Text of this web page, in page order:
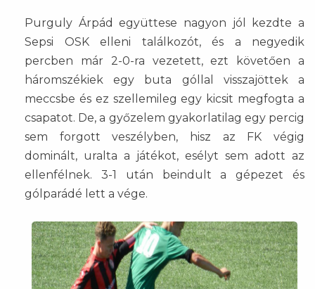
Purguly Árpád együttese nagyon jól kezdte a
Sepsi OSK elleni találkozót, és a negyedik
percben már 2-0-ra vezetett, ezt követően a
háromszékiek egy buta góllal visszajöttek a
meccsbe és ez szellemileg egy kicsit megfogta a
csapatot. De, a győzelem gyakorlatilag egy percig
sem forgott veszélyben, hisz az FK végig
dominált, uralta a játékot, esélyt sem adott az
ellenfélnek. 3-1 után beindult a gépezet és
gólparádé lett a vége.